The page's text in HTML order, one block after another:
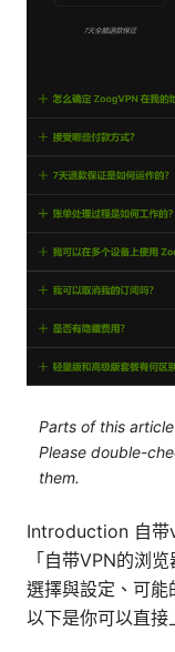
Parts of this
Please double-
them.
Introduction 自带
「自带VPN的浏
選擇與設定、可能
以下是你可以直接